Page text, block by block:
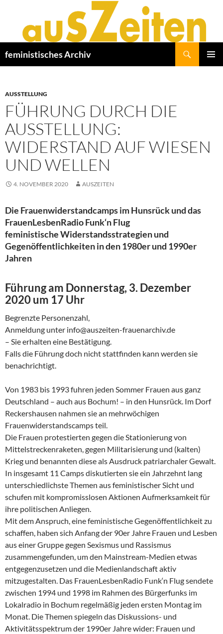
springen
feministisches Archiv
AUSSTELLUNG
FÜHRUNG DURCH DIE
AUSSTELLUNG:
WIDERSTAND AUF WIESEN
UND WELLEN
4. NOVEMBER 2020 AUSZEITEN
Die Frauenwiderstandcamps im Hunsrück und das
FrauenLesbenRadio Funk‘n Flug
feministische Widerstandsstrategien und
Gegenöffentlichkeiten in den 1980er und 1990er
Jahren
Führung am Donnerstag, 3. Dezember
2020 um 17 Uhr
Begrenzte Personenzahl,
Anmeldung unter info@auszeiten-frauenarchiv.de
– Sie erhalten eine Bestätigung.
Falls die Führung doch nicht stattfinden kann werden sie
benachrichtigt.
Von 1983 bis 1993 fuhren jeden Sommer Frauen aus ganz
Deutschland – auch aus Bochum! – in den Hunsrück. Im Dorf
Reckershausen nahmen sie an mehrwöchigen
Frauenwiderstandscamps teil.
Die Frauen protestierten gegen die Stationierung von
Mittelstreckenraketen, gegen Militarisierung und (kalten)
Krieg und benannten diese als Ausdruck patriarchaler Gewalt.
In insgesamt 11 Camps diskutierten sie ein Jahrzehnt lang
unterschiedlichste Themen aus feministischer Sicht und
schufen mit kompromisslosen Aktionen Aufmerksamkeit für
ihre politischen Anliegen.
Mit dem Anspruch, eine feministische Gegenöffentlichkeit zu
schaffen, haben sich Anfang der 90er Jahre Frauen und Lesben
aus einer Gruppe gegen Sexismus und Rassismus
zusammengefunden, um den Mainstream-Medien etwas
entgegenzusetzen und die Medienlandschaft aktiv
mitzugestalten. Das FrauenLesbenRadio Funk‘n Flug sendete
zwischen 1994 und 1998 im Rahmen des Bürgerfunks im
Lokalradio in Bochum regelmäßig jeden ersten Montag im
Monat. Die Themen spiegeln das Diskussions- und
Aktivitätsspektrum der 1990er Jahre wider: Frauen und